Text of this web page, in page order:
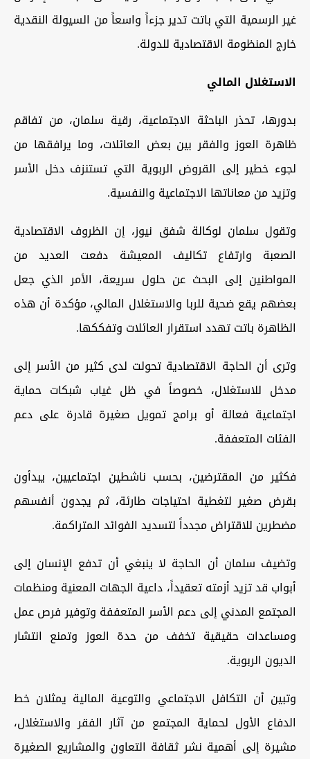
غير الرسمية التي باتت تدير جزءاً واسعاً من السيولة النقدية
خارج المنظومة الاقتصادية للدولة.
الاستغلال المالي
بدورها، تحذر الباحثة الاجتماعية، رقية سلمان، من تفاقم
ظاهرة العوز والفقر بين بعض العائلات، وما يرافقها من
لجوء خطير إلى القروض الربوية التي تستنزف دخل الأسر
وتزيد من معاناتها الاجتماعية والنفسية.
وتقول سلمان لوكالة شفق نيوز، إن الظروف الاقتصادية
الصعبة وارتفاع تكاليف المعيشة دفعت العديد من
المواطنين إلى البحث عن حلول سريعة، الأمر الذي جعل
بعضهم يقع ضحية للربا والاستغلال المالي، مؤكدة أن هذه
الظاهرة باتت تهدد استقرار العائلات وتفككها.
وترى أن الحاجة الاقتصادية تحولت لدى كثير من الأسر إلى
مدخل للاستغلال، خصوصاً في ظل غياب شبكات حماية
اجتماعية فعالة أو برامج تمويل صغيرة قادرة على دعم
الفئات المتعففة.
فكثير من المقترضين، بحسب ناشطين اجتماعيين، يبدأون
بقرض صغير لتغطية احتياجات طارئة، ثم يجدون أنفسهم
مضطرين للاقتراض مجدداً لتسديد الفوائد المتراكمة.
وتضيف سلمان أن الحاجة لا ينبغي أن تدفع الإنسان إلى
أبواب قد تزيد أزمته تعقيداً، داعية الجهات المعنية ومنظمات
المجتمع المدني إلى دعم الأسر المتعففة وتوفير فرص عمل
ومساعدات حقيقية تخفف من حدة العوز وتمنع انتشار
الديون الربوية.
وتبين أن التكافل الاجتماعي والتوعية المالية يمثلان خط
الدفاع الأول لحماية المجتمع من آثار الفقر والاستغلال،
مشيرة إلى أهمية نشر ثقافة التعاون والمشاريع الصغيرة